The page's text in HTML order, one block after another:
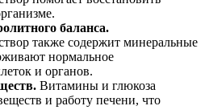
баланса.
также содержит минеральные
нормальное
и органов.
Витамины и глюкоза
и работу печени, что